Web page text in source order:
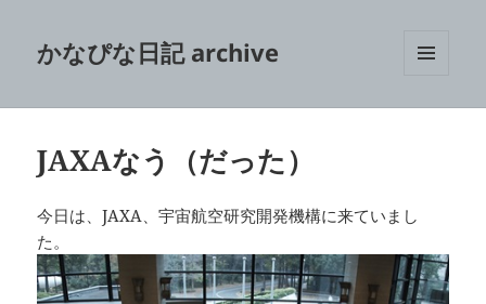
かなぴな日記 archive
ーとウ
JAXAなう（だった）
今日は、JAXA、宇宙航空研究開発機構に来ていまし
た。